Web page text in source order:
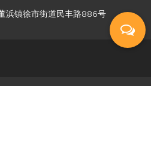
浜镇徐市街道民丰路886号